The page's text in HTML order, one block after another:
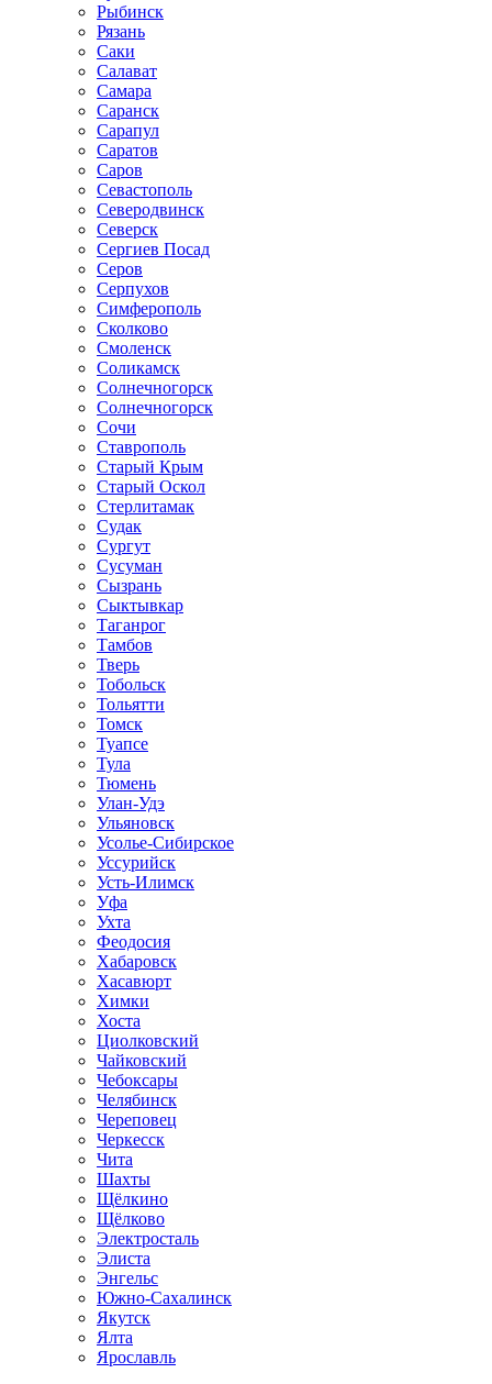
Рыбинск
Рязань
Саки
Салават
Самара
Саранск
Сарапул
Саратов
Саров
Севастополь
Северодвинск
Северск
Сергиев Посад
Серов
Серпухов
Симферополь
Сколково
Смоленск
Соликамск
Солнечногорск
Солнечногорск
Сочи
Ставрополь
Старый Крым
Старый Оскол
Стерлитамак
Судак
Сургут
Сусуман
Сызрань
Сыктывкар
Таганрог
Тамбов
Тверь
Тобольск
Тольятти
Томск
Туапсе
Тула
Тюмень
Улан-Удэ
Ульяновск
Усолье-Сибирское
Уссурийск
Усть-Илимск
Уфа
Ухта
Феодосия
Хабаровск
Хасавюрт
Химки
Хоста
Циолковский
Чайковский
Чебоксары
Челябинск
Череповец
Черкесск
Чита
Шахты
Щёлкино
Щёлково
Электросталь
Элиста
Энгельс
Южно-Сахалинск
Якутск
Ялта
Ярославль